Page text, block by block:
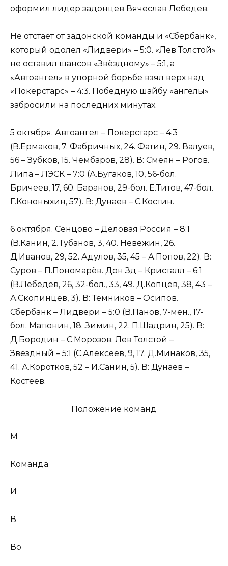
оформил лидер задонцев Вячеслав Лебедев.
Не отстаёт от задонской команды и «Сбербанк»,
который одолел «Лидвери» – 5:0. «Лев Толстой»
не оставил шансов «Звёздному» – 5:1, а
«Автоангел» в упорной борьбе взял верх над
«Покерстарс» – 4:3. Победную шайбу «ангелы»
забросили на последних минутах.
5 октября. Автоангел – Покерстарс – 4:3
(В.Ермаков, 7. Фабричных, 24. Фатин, 29. Валуев,
56 – Зубков, 15. Чембаров, 28). В: Смеян – Рогов.
Липа – ЛЭСК – 7:0 (А.Бугаков, 10, 56-бол.
Бричеев, 17, 60. Баранов, 29-бол. Е.Титов, 47-бол.
Г.Кононыхин, 57). В: Дунаев – С.Костин.
6 октября. Сенцово – Деловая Россия – 8:1
(В.Канин, 2. Губанов, 3, 40. Невежин, 26.
Д.Иванов, 29, 52. Адулов, 35, 45 – А.Попов, 22). В:
Суров – П.Пономарёв. Дон Зд – Кристалл – 6:1
(В.Лебедев, 26, 32-бол., 33, 49. Д.Копцев, 38, 43 –
А.Скопинцев, 3). В: Темников – Осипов.
Сбербанк – Лидвери – 5:0 (В.Панов, 7-мен., 17-
бол. Матюнин, 18. Зимин, 22. П.Шадрин, 25). В:
Д.Бородин – С.Морозов. Лев Толстой –
Звёздный – 5:1 (С.Алексеев, 9, 17. Д.Минаков, 35,
41. А.Коротков, 52 – И.Санин, 5). В: Дунаев –
Костеев.
Положение команд
М
Команда
И
В
Во